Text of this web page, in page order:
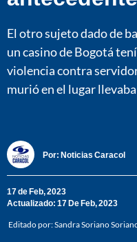
El otro sujeto dado de
un casino de Bogotá
violencia contra
murió en el lugar
Por: Noticias Caracol
17 de Feb, 2023
Actualizado: 17 De Feb, 2023
Editado por:Sandra Soriano